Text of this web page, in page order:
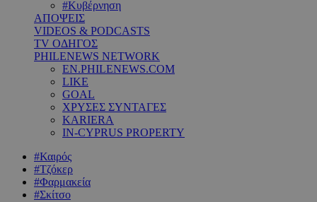
#Κυβέρνηση
ΑΠΟΨΕΙΣ
VIDEOS & PODCASTS
TV ΟΔΗΓΟΣ
PHILENEWS NETWORK
EN.PHILENEWS.COM
LIKE
GOAL
ΧΡΥΣΕΣ ΣΥΝΤΑΓΕΣ
KARIERA
IN-CYPRUS PROPERTY
#Καιρός
#Τζόκερ
#Φαρμακεία
#Σκίτσο